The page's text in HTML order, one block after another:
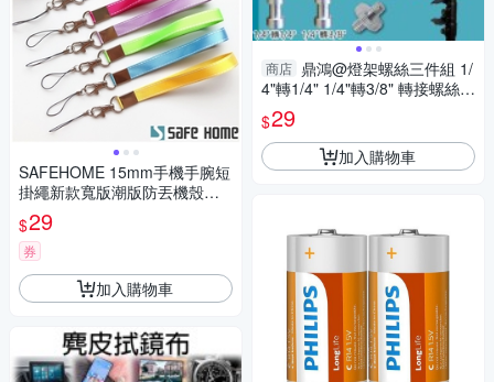
SAFEHOME 15mm手機手腕短
掛繩新款寬版潮版防丟機殼掛
飾鑰匙吊繩 18.5+6 公分長 (恕
不接受指定顏色出貨) CPA035
$29
券
加入購物車
商店 鼎鴻@燈架螺絲三件組 1/
4"轉1/4" 1/4"轉3/8" 轉接螺絲
公母轉接 轉換頭 螺牙帽 公轉公
$29
加入購物車